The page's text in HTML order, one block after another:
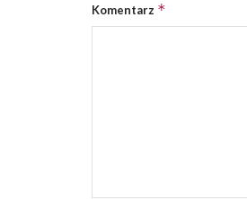
Komentarz *